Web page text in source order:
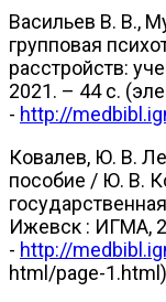
Васильев В. В.,
групповая
расстройств:
2021. – 44 с.
- http://
Ковалев, Ю. В.
пособие / Ю. В.
Ижевск : ИГМА,
- http://
html/page-1.html)